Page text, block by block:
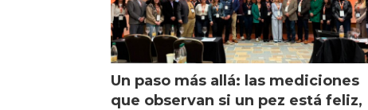
Un paso más allá: las mediciones
que observan si un pez está feliz,